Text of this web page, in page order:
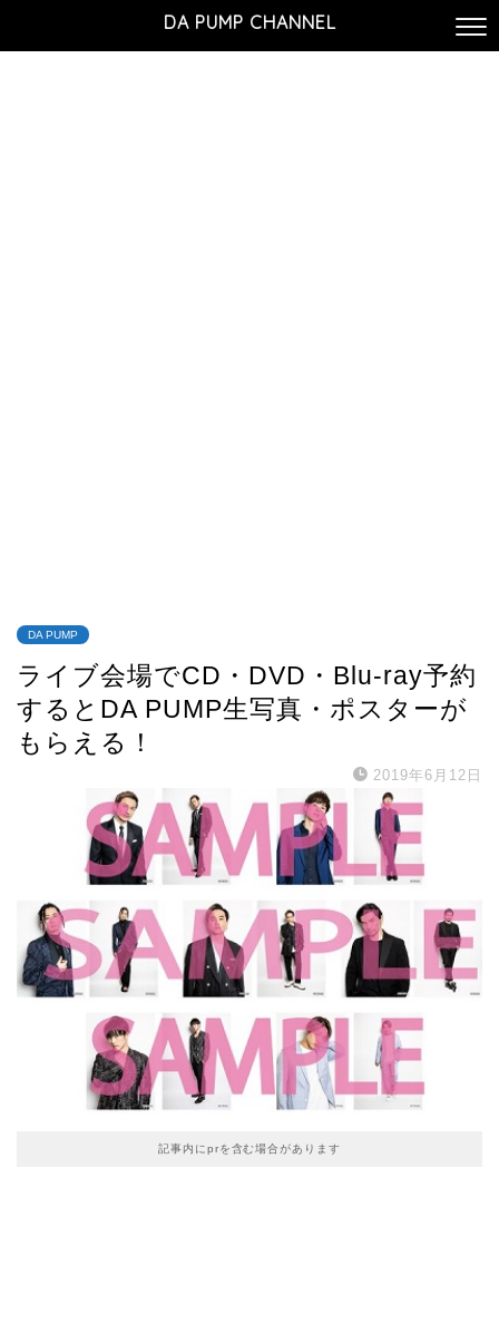
DA PUMP CHANNEL
DA PUMP
ライブ会場でCD・DVD・Blu-ray予約
するとDA PUMP生写真・ポスターが
もらえる！
2019年6月12日
記事内にprを含む場合があります